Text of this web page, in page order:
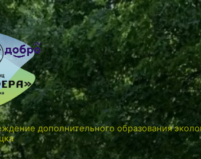
дополнительного образования